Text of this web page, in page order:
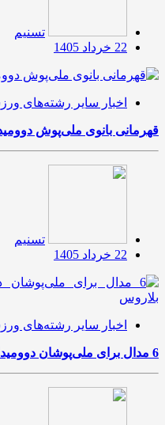
تسنیم
22 خرداد 1405
اخبار سایر رشته‌های
قهرمانی بانوی ملی‌پوش
تسنیم
22 خرداد 1405
اخبار سایر رشته‌های
6 مدال برای ملی‌پوشان دوومیدانی در مسابقات بین‌المللی بلاروس